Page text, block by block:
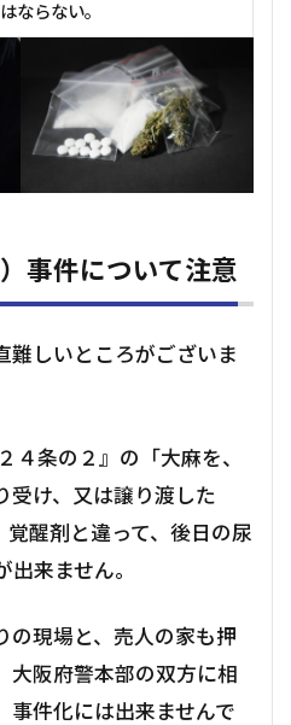
ならない。
事件について注意
難しいところがございま
４条の２』の「大麻を、
受け、又は譲り渡した
醒剤と違って、後日の尿
来ません。
の現場と、売人の家も押
大阪府警本部の双方に相
事件化には出来ませんで